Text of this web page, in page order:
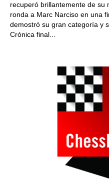
recuperó brillantemente de su
ronda a Marc Narciso en una
demostró su gran categoría y
Crónica final...